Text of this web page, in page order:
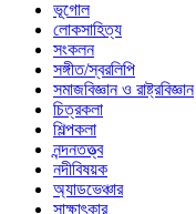
ভূগোল
লোকসাহিত্য
সংকলন
সঙ্গীত/স্বরলিপি
সমাজবিজ্ঞান ও রাষ্ট্রবিজ্ঞান
চিত্রকলা
শিল্পকলা
নন্দনতত্ত্ব
নদীবিষয়ক
অ্যাডভেঞ্চার
সাক্ষাৎকার